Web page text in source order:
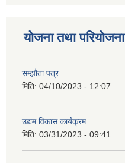
योजना तथा परियोजना
सम्झौता पत्र
मिति: 04/10/2023 - 12:07
उद्यम विकास कार्यक्रम
मिति: 03/31/2023 - 09:41